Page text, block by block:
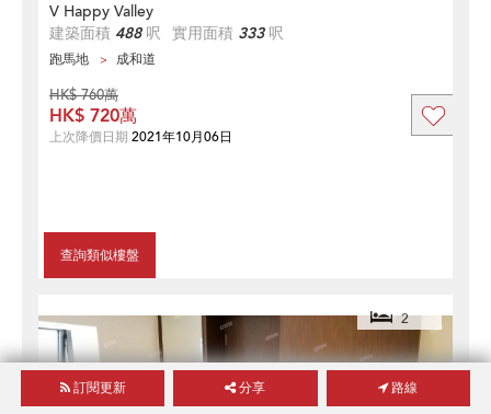
V Happy Valley
建築面積 488呎 實用面積 333呎
跑馬地 成和道
查詢類似樓盤
HK$ 760萬
HK$ 720萬
上次降價日期 2021年10月06日
2
訂閱更新 分享 路線